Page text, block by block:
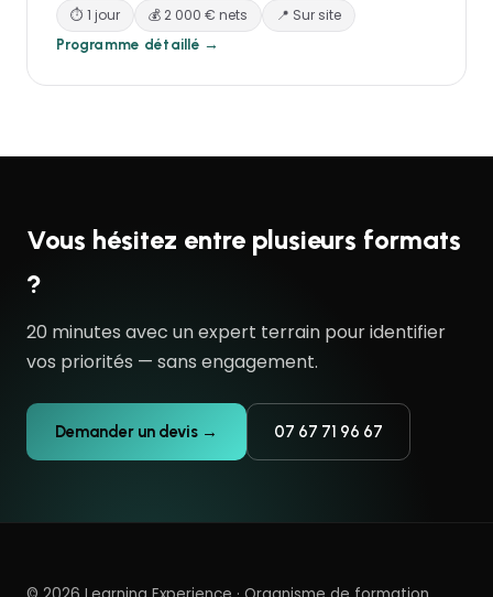
⏱ 1 jour 💰 2 000 € nets 📍 Sur site
Programme détaillé →
Vous hésitez entre plusieurs formats
?
20 minutes avec un expert terrain pour identifier
vos priorités — sans engagement.
Demander un devis → 07 67 71 96 67